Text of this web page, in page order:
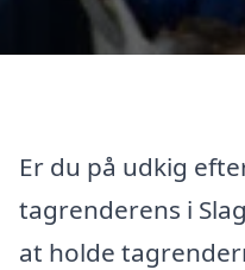
Er du på udkig
tagrenderens i
at holde